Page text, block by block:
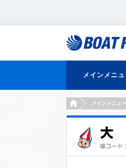
メインメニュ
HOMEメインメニュー